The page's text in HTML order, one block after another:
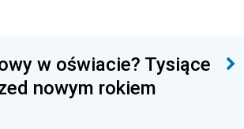
w oświacie? Tysiące
nowym rokiem